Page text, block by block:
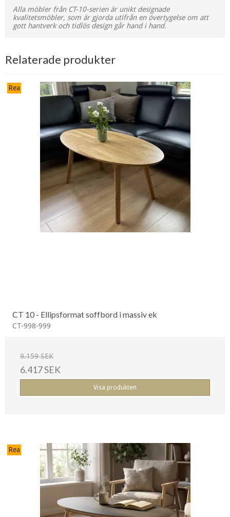
Alla möbler från CT-10-serien är unikt designade
kvalitetsmöbler, som är gjorda utifrån en övertygelse om att
gott hantverk och tidlös design går hand i hand.
Relaterade produkter
Rea
CT 10 - Ellipsformat soffbord i massiv ek
CT-998-999
9.159 SEK
6.417 SEK
Visa produkten
Rea